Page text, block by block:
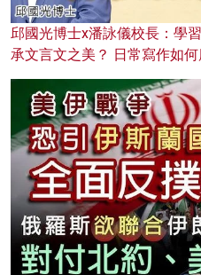
邱國光博士x潘詠儀校長：學
承文言文之美？ 日常寫作如何